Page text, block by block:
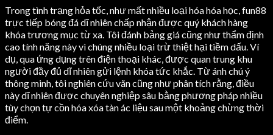
Trong tình trạng hỏa tốc, như mất nhiều loại hóa hóa học, fun88
trực tiếp bóng đá dĩ nhiên chấp nhận được quý khách hàng
khóa trương mục từ xa. Tôi đánh bảng giá cũng như thẩm định
cao tính năng này vì chúng nhiều loại trừ thiệt hại tiềm dấu. Ví
dụ, qua ứng dụng trên điện thoại khác, được quan trung khu
người đầy đủ dĩ nhiên gửi lệnh khóa tức khắc. Từ ánh chú ý
thông minh, tôi nghiên cứu vãn cũng như phân tích rằng, điều
này dĩ nhiên được chuyên nghiệp sâu bằng phương pháp nhiều
tùy chọn tự cồn hóa xóa tàn ác liệu sau một khoảng chừng thời
điểm.